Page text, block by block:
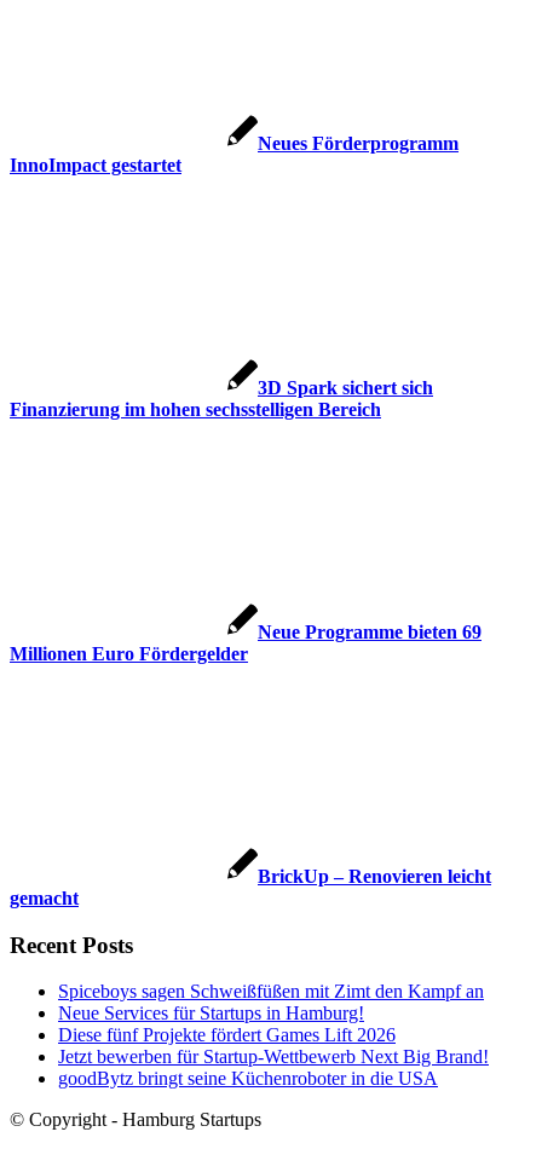
Neues Förderprogramm
InnoImpact gestartet
3D Spark sichert sich
Finanzierung im hohen sechsstelligen Bereich
Neue Programme bieten 69
Millionen Euro Fördergelder
BrickUp – Renovieren leicht
gemacht
Recent Posts
Spiceboys sagen Schweißfüßen mit Zimt den Kampf an
Neue Services für Startups in Hamburg!
Diese fünf Projekte fördert Games Lift 2026
Jetzt bewerben für Startup-Wettbewerb Next Big Brand!
goodBytz bringt seine Küchenroboter in die USA
© Copyright - Hamburg Startups